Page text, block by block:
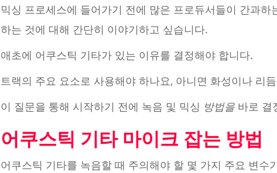
믹싱 프로세스에 들어가기 전에 많은 프로듀서들이 간과
하는 것에 대해 간단히 이야기하고 싶습니다.
애초에 어쿠스틱 기타가 있는 이유를 결정해야 합니다.
트랙의 주요 요소로 사용해야 하나요, 아니면 화성이나 리
이 질문을 통해 시작하기 전에 녹음 및 믹싱 방법을 바로 결
어쿠스틱 기타 마이크 잡는 방법
어쿠스틱 기타를 녹음할 때 주의해야 할 몇 가지 주요 변